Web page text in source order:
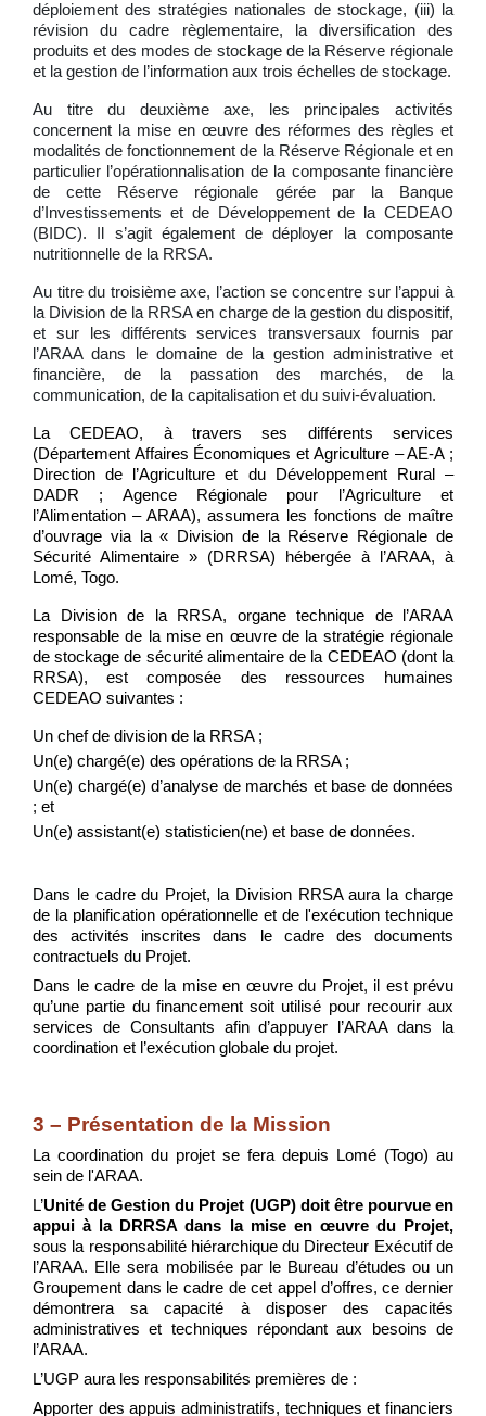
déploiement des stratégies nationales de stockage, (iii) la
révision du cadre règlementaire, la diversification des
produits et des modes de stockage de la Réserve régionale
et la gestion de l’information aux trois échelles de stockage.
Au titre du deuxième axe, les principales activités
concernent la mise en œuvre des réformes des règles et
modalités de fonctionnement de la Réserve Régionale et en
particulier l’opérationnalisation de la composante financière
de cette Réserve régionale gérée par la Banque
d’Investissements et de Développement de la CEDEAO
(BIDC). Il s’agit également de déployer la composante
nutritionnelle de la RRSA.
Au titre du troisième axe, l’action se concentre sur l’appui à
la Division de la RRSA en charge de la gestion du dispositif,
et sur les différents services transversaux fournis par
l’ARAA dans le domaine de la gestion administrative et
financière, de la passation des marchés, de la
communication, de la capitalisation et du suivi-évaluation.
La CEDEAO, à travers ses différents services
(Département Affaires Économiques et Agriculture – AE-A ;
Direction de l’Agriculture et du Développement Rural –
DADR ; Agence Régionale pour l’Agriculture et
l’Alimentation – ARAA), assumera les fonctions de maître
d’ouvrage via la « Division de la Réserve Régionale de
Sécurité Alimentaire » (DRRSA) hébergée à l’ARAA, à
Lomé, Togo.
La Division de la RRSA, organe technique de l’ARAA
responsable de la mise en œuvre de la stratégie régionale
de stockage de sécurité alimentaire de la CEDEAO (dont la
RRSA), est composée des ressources humaines
CEDEAO suivantes :
Un chef de division de la RRSA ;
Un(e) chargé(e) des opérations de la RRSA ;
Un(e) chargé(e) d’analyse de marchés et base de données
; et
Un(e) assistant(e) statisticien(ne) et base de données.
Dans le cadre du Projet, la Division RRSA aura la charge
de la planification opérationnelle et de l'exécution technique
des activités inscrites dans le cadre des documents
contractuels du Projet.
Dans le cadre de la mise en œuvre du Projet, il est prévu
qu’une partie du financement soit utilisé pour recourir aux
services de Consultants afin d’appuyer l’ARAA dans la
coordination et l’exécution globale du projet.
3 – Présentation de la Mission
La coordination du projet se fera depuis Lomé (Togo) au
sein de l'ARAA.
L’Unité de Gestion du Projet (UGP) doit être pourvue en
appui à la DRRSA dans la mise en œuvre du Projet,
sous la responsabilité hiérarchique du Directeur Exécutif de
l’ARAA. Elle sera mobilisée par le Bureau d’études ou un
Groupement dans le cadre de cet appel d’offres, ce dernier
démontrera sa capacité à disposer des capacités
administratives et techniques répondant aux besoins de
l’ARAA.
L’UGP aura les responsabilités premières de :
Apporter des appuis administratifs, techniques et financiers